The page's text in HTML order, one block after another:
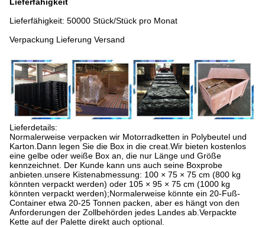
Lieferfähigkeit: 50000 Stück/Stück pro Monat
Verpackung Lieferung Versand
Lieferdetails:
Normalerweise verpacken wir Motorradketten in Polybeutel und
Karton.Dann legen Sie die Box in die creat.Wir bieten kostenlos
eine gelbe oder weiße Box an, die nur Länge und Größe
kennzeichnet. Der Kunde kann uns auch seine Boxprobe
anbieten.unsere Kistenabmessung: 100 × 75 × 75 cm (800 kg
könnten verpackt werden) oder 105 × 95 × 75 cm (1000 kg
könnten verpackt werden);Normalerweise könnte ein 20-Fuß-
Container etwa 20-25 Tonnen packen, aber es hängt von den
Anforderungen der Zollbehörden jedes Landes ab.Verpackte
Kette auf der Palette direkt auch optional.